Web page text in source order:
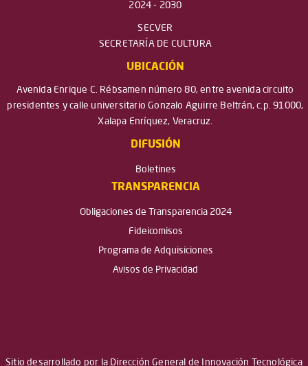
2024 - 2030
SECVER
SECRETARÍA DE CULTURA
UBICACIÓN
Avenida Enrique C. Rébsamen número 80, entre avenida circuito
presidentes y calle universitario Gonzalo Aguirre Beltrán, c.p. 91000,
Xalapa Enríquez, Veracruz.
DIFUSIÓN
Boletines
TRANSPARENCIA
Obligaciones de Transparencia 2024
Fideicomisos
Programa de Adquisiciones
Avisos de Privacidad
Sitio desarrollado por la Dirección General de Innovación Tecnológica